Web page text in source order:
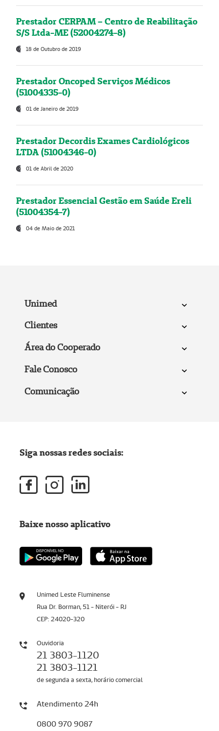
Prestador CERPAM – Centro de Reabilitação
S/S Ltda-ME (52004274-8)
18 de Outubro de 2019
Prestador Oncoped Serviços Médicos
(51004335-0)
01 de Janeiro de 2019
Prestador Decordis Exames Cardiológicos
LTDA (51004346-0)
01 de Abril de 2020
Prestador Essencial Gestão em Saúde Ereli
(51004354-7)
04 de Maio de 2021
Unimed
Clientes
Área do Cooperado
Fale Conosco
Comunicação
Unimed Leste Fluminense
Rua Dr. Borman, 51 - Niterói - RJ
CEP: 24020-320
Ouvidoria
21 3803-1120
21 3803-1121
de segunda a sexta, horário comercial
Atendimento 24h
0800 970 9087
Siga nossas redes sociais:
Baixe nosso aplicativo